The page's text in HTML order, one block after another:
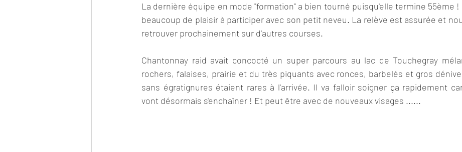
La dernière équipe en mode "formation" a bien tourné puisqu'elle termine 55ème !
beaucoup de plaisir à participer avec son petit neveu. La relève est assurée et
retrouver prochainement sur d'autres courses.
Chantonnay raid avait concocté un super parcours au lac de Touchegray
rochers, falaises, prairie et du très piquants avec ronces, barbelés et gros
sans égratignures étaient rares à l'arrivée. Il va falloir soigner ça rapidement
vont désormais s'enchaîner ! Et peut être avec de nouveaux visages ......